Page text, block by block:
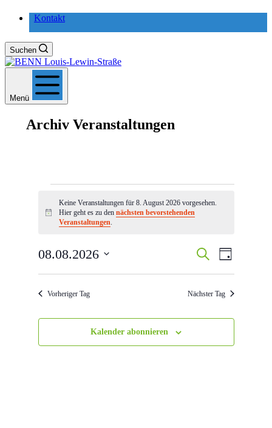
Kontakt
Suchen
Menü
Archiv Veranstaltungen
8.
August
Hinweis
Keine Veranstaltungen für 8. August 2026 vorgesehen.
Hier geht es zu dennächsten bevorstehenden
Veranstaltungen.
Ansichten,
Navigation
Suche
Tag
08.08.2026
Vorheriger Tag Nächster Tag
Kalender abonnieren